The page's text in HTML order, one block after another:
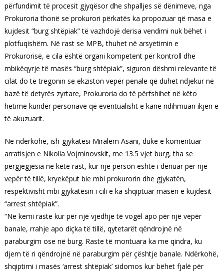
përfundimit të procesit gjyqësor dhe shpalljes së dënimeve, nga
Prokuroria thonë se prokurori përkatës ka propozuar që masa e
kujdesit “burg shtëpiak” të vazhdojë derisa vendimi nuk bëhet i
plotfuqishëm. Në rast se MPB, thuhet në arsyetimin e
Prokurorisë, e cila është organi kompetent për kontroll dhe
mbikëqyrje të masës “burg shtëpiak”, siguron dëshmi relevante të
cilat do të tregonin se ekziston vepër penale që duhet ndjekur në
bazë të detyrës zyrtare, Prokuroria do të përfshihet në këto
hetime kundër personave që eventualisht e kanë ndihmuan ikjen e
të akuzuarit.
Në ndërkohë, ish-gjykatësi Miralem Asani, duke e komentuar
arratisjen e Nikolla Vojminovskit, me 13.5 vjet burg, tha se
përgjegjësia në këtë rast, kur një person është i dënuar për një
vepër të tillë, kryekëput bie mbi prokurorin dhe gjykatën,
respektivisht mbi gjykatësin i cili e ka shqiptuar masën e kujdesit
“arrest shtëpiak”.
“Ne kemi raste kur për një vjedhje të vogël apo për një vepër
banale, rrahje apo diçka të tillë, qytetarët qëndrojnë në
paraburgim ose në burg. Raste të montuara ka me qindra, ku
djem të ri qëndrojnë në paraburgim për çështje banale. Ndërkohë,
shqiptimi i masës ‘arrest shtëpiak’ sidomos kur bëhet fjalë për